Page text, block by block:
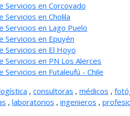
Servicios en Corcovado
Servicios en Cholila
Servicios en Lago Puelo
Servicios en Epuyén
Servicios en El Hoyo
Servicios en PN Los Alerces
Servicios en Futaleufú - Chile
, consultoras , médicos ,
, laboratorios , ingenieros ,